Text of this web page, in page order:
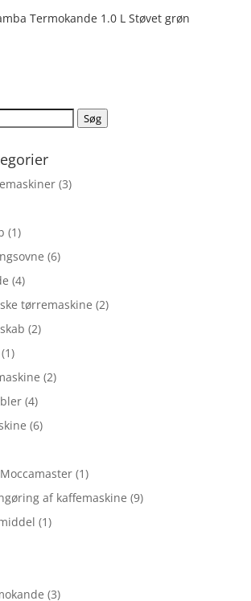
Termokande 1.0 L Støvet grøn
Søg
(3)
(1)
(6)
(4)
tørremaskine (2)
(2)
(1)
(2)
(4)
(6)
(1)
af kaffemaskine (9)
(1)
(3)